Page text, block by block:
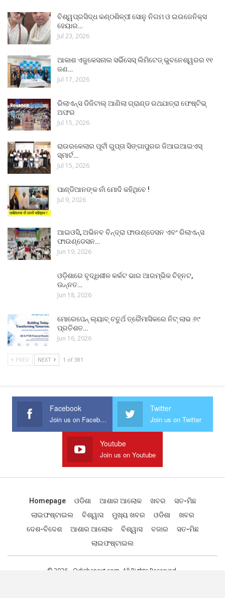
ବିଶ୍ୱପ୍ରସିଦ୍ଧ କଣ୍ଠଶିଳ୍ପୀ ସୋନୁ ନିଗମ ଓ ଇଉଜେନିକ୍ସ
ହେୟାର…
Jul 23, 2026
ଆକାଶ ଏଜୁକେସନାଲ ସର୍ଭିସେସ୍ ଲିମିଟେଡ୍ ଭୁବନେଶ୍ୱରର ୧୧
ଜଣ…
Jul 17, 2026
ରିଲାଏନ୍ସ ଡିଜିଟାଲ୍ ଆଣିଲା ଗ୍ରାଣ୍ଡ ରଥଯାତ୍ରା ଫେଷ୍ଟିଭ୍
ଅଫର
Jul 15, 2026
ରାଉରକେଲାର ପୂର୍ବୀ ଗୁପ୍ତା ସିଙ୍ଗାପୁରର ଜିଆଇଆଇଏସ୍
ସ୍ମାର୍ଟ…
Jul 15, 2026
ପାଣ୍ଡିଆନଙ୍କ ନାଁ ମୋଦି କହିଥିବେ !
Jul 9, 2026
ଆଇଓସି, ଅଭିନବ ବିନ୍ଦ୍ରା ଫାଉଣ୍ଡେସନ ଏବଂ ରିଲାଏନ୍ସ
ଫାଉଣ୍ଡେସନ…
Jun 19, 2026
ଓଡ଼ିଶାରେ ବୃଦ୍ଧିଶୀଳ କର୍କଟ ଭାର ଆରମ୍ଭିକ ଚିହ୍ନଟ,
ଉନ୍ନତ…
Jun 18, 2026
ମୋରେପେନ୍ ଲ୍ୟାବ୍ ଚତୁର୍ଥ ତ୍ରୈମାସିକରେ ନିଟ୍ ଲାଭ ୬୯
ପ୍ରତିଶତ…
Jun 16, 2026
PREV NEXT 1 of 381
Facebook
Join us on Facebook
Twitter
Join us on Twitter
Youtube
Join us on Youtube
Homepage ଓଡିଶା ଆଶାର ଆଲୋକ ଖବର
ସତ-ମିଛ
ଲାଇଫଷ୍ଟାଇଲ
ବିଶ୍ୱାସ ମୁଖ୍ୟ ଖବର ଓଡିଶା
ଖବର
ଦେଶ-ବିଦେଶ
ଆଶାର ଆଲୋକ ବିଶ୍ୱାସ ବଜାର
ସତ-ମିଛ
ଲାଇଫଷ୍ଟାଇଲ
© 2026 - Odishanext.com. All Rights Reserved.